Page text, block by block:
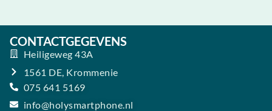
CONTACTGEGEVENS
Heiligeweg 43A
1561 DE, Krommenie
075 641 5169
info@holysmartphone.nl